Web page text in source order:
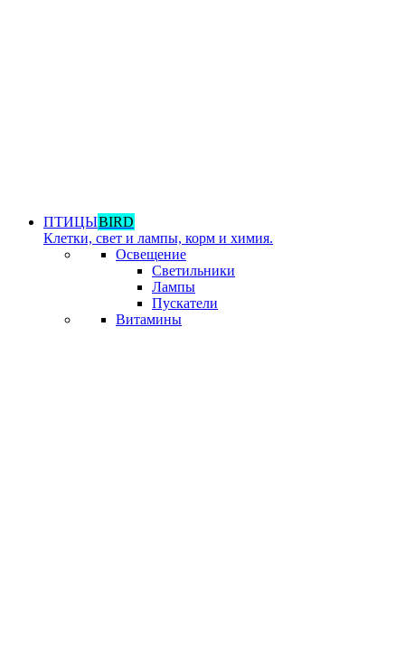
ПТИЦЫBIRD
Клетки, свет и лампы, корм и химия.
Освещение
Светильники
Лампы
Пускатели
Витамины